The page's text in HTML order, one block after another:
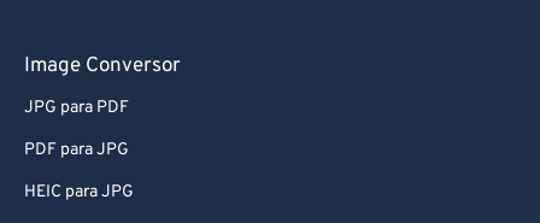
Image Conversor
JPG para PDF
PDF para JPG
HEIC para JPG